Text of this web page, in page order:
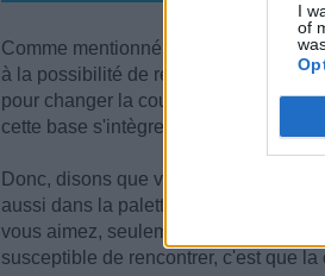
I
of
Comme mentionné précédemment,
à la possibilité de résultats de
pour changer la couleur de vos
cette base s'intègre généralement
Donc, disons que vous avez les
aussi dans la palette froide, mais
vous aimez, seulement la couleur de
susceptible de rencontrer, c'est que